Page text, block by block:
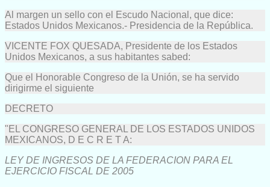
Al margen un sello con el Escudo Nacional, que dice:
Estados Unidos Mexicanos.- Presidencia de la República.
VICENTE FOX QUESADA, Presidente de los Estados
Unidos Mexicanos, a sus habitantes sabed:
Que el Honorable Congreso de la Unión, se ha servido
dirigirme el siguiente
DECRETO
"EL CONGRESO GENERAL DE LOS ESTADOS UNIDOS
MEXICANOS, D E C R E T A:
LEY DE INGRESOS DE LA FEDERACION PARA EL
EJERCICIO FISCAL DE 2005